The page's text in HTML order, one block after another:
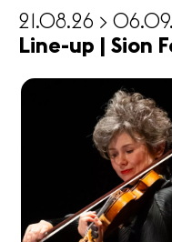
21.08.26 >
Line-up | Sion